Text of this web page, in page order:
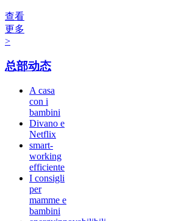
查看
更多
>
总部动态
A casa
con i
bambini
Divano e
Netflix
smart-
working
efficiente
I consigli
per
mamme e
bambini